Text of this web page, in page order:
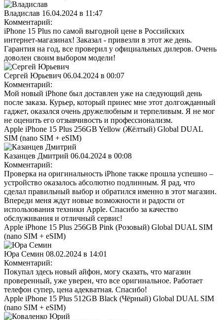
Владислав 16.04.2024 в 11:47
Комментарий:
iPhone 15 Plus по самой выгодной цене в Российских
интернет-магазинах! Заказал - привезли в этот же день.
Гарантия на год, все проверил у официальных дилеров. Очень
доволен своим выбором модели!
Сергей Юрьевич 06.04.2024 в 00:07
Комментарий:
Мой новый iPhone был доставлен уже на следующий день
после заказа. Курьер, который принес мне этот долгожданный
гаджет, оказался очень дружелюбным и терпеливым. Я не мог
не оценить его отзывчивость и профессионализм.
Apple iPhone 15 Plus 256GB Yellow (Жёлтый) Global DUAL
SIM (nano SIM + eSIM)
Казанцев Дмитрий 06.04.2024 в 00:08
Комментарий:
Проверка на оригинальность iPhone также прошла успешно –
устройство оказалось абсолютно подлинным. Я рад, что
сделал правильный выбор и обратился именно в этот магазин.
Впереди меня ждут новые возможности и радости от
использования техники Apple. Спасибо за качество
обслуживания и отличный сервис!
Apple iPhone 15 Plus 256GB Pink (Розовый) Global DUAL SIM
(nano SIM + eSIM)
Юра Семин 08.02.2024 в 14:01
Комментарий:
Покупал здесь новый айфон, могу сказать, что магазин
проверенный, уже уверен, что все оригинальное. Работает
телефон супер, цена адекватная. Спасибо!
Apple iPhone 15 Plus 512GB Black (Чёрный) Global DUAL SIM
(nano SIM + eSIM)